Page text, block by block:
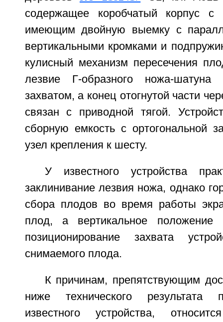
содержащее коробчатый корпус с
имеющим двойную выемку с
вертикальными кромками и
кулисный механизм пересечения
лезвие Г-образного ножа-шатуна
захватом, а конец отогнутой части
связан с приводной тягой.
сборную емкость с ортогональной
узел крепления к шесту.
У известного устройства
заклинивание лезвия ножа, однако
сбора плодов во время работы
плод, а вертикальное положение
позиционирование захвата
снимаемого плода.
К причинам, препятствующим
ниже технического результата
известного устройства,